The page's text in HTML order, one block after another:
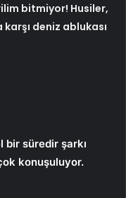
bitmiyor! Husiler,
deniz ablukası
bir süredir şarkı
konuşuluyor.